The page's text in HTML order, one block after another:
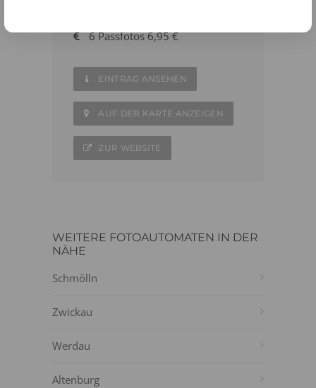
6 Passfotos 6,95 €
EINTRAG ANSEHEN
AUF DER KARTE ANZEIGEN
ZUR WEBSITE
WEITERE FOTOAUTOMATEN IN DER
NÄHE
Schmölln
Zwickau
Werdau
Altenburg